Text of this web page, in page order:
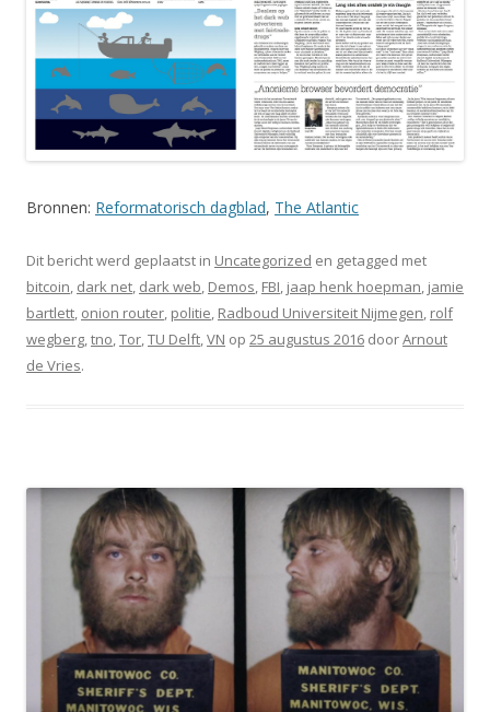
Bronnen: Reformatorisch dagblad, The Atlantic
Dit bericht werd geplaatst in Uncategorized en getagged met
bitcoin, dark net, dark web, Demos, FBI, jaap henk hoepman, jamie
bartlett, onion router, politie, Radboud Universiteit Nijmegen, rolf
wegberg,tno,Tor,TU Delft,VN op 25 augustus 2016 doorArnout
de Vries.